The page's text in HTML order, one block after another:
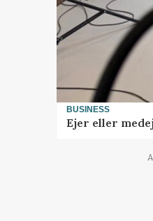
BUSINESS
Ejer eller